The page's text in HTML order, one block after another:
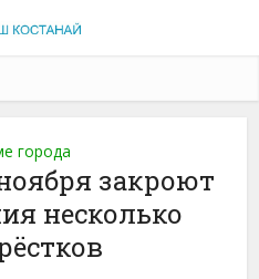
города
закроют
несколько